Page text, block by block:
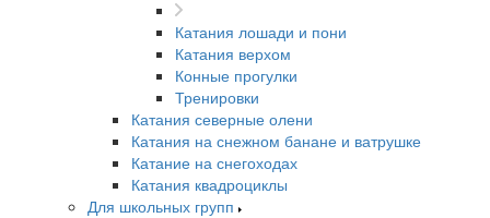
Катания лошади и пони
Катания верхом
Конные прогулки
Тренировки
Катания северные олени
Катания на снежном банане и ватрушке
Катание на снегоходах
Катания квадроциклы
Для школьных групп